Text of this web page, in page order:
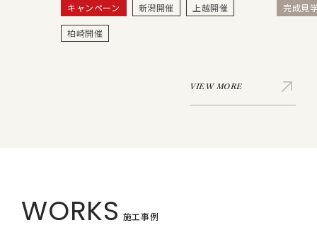
キャンペーン 新潟開催 上越開催
柏崎開催
完成見
VIEW MORE
WORKS 施工事例